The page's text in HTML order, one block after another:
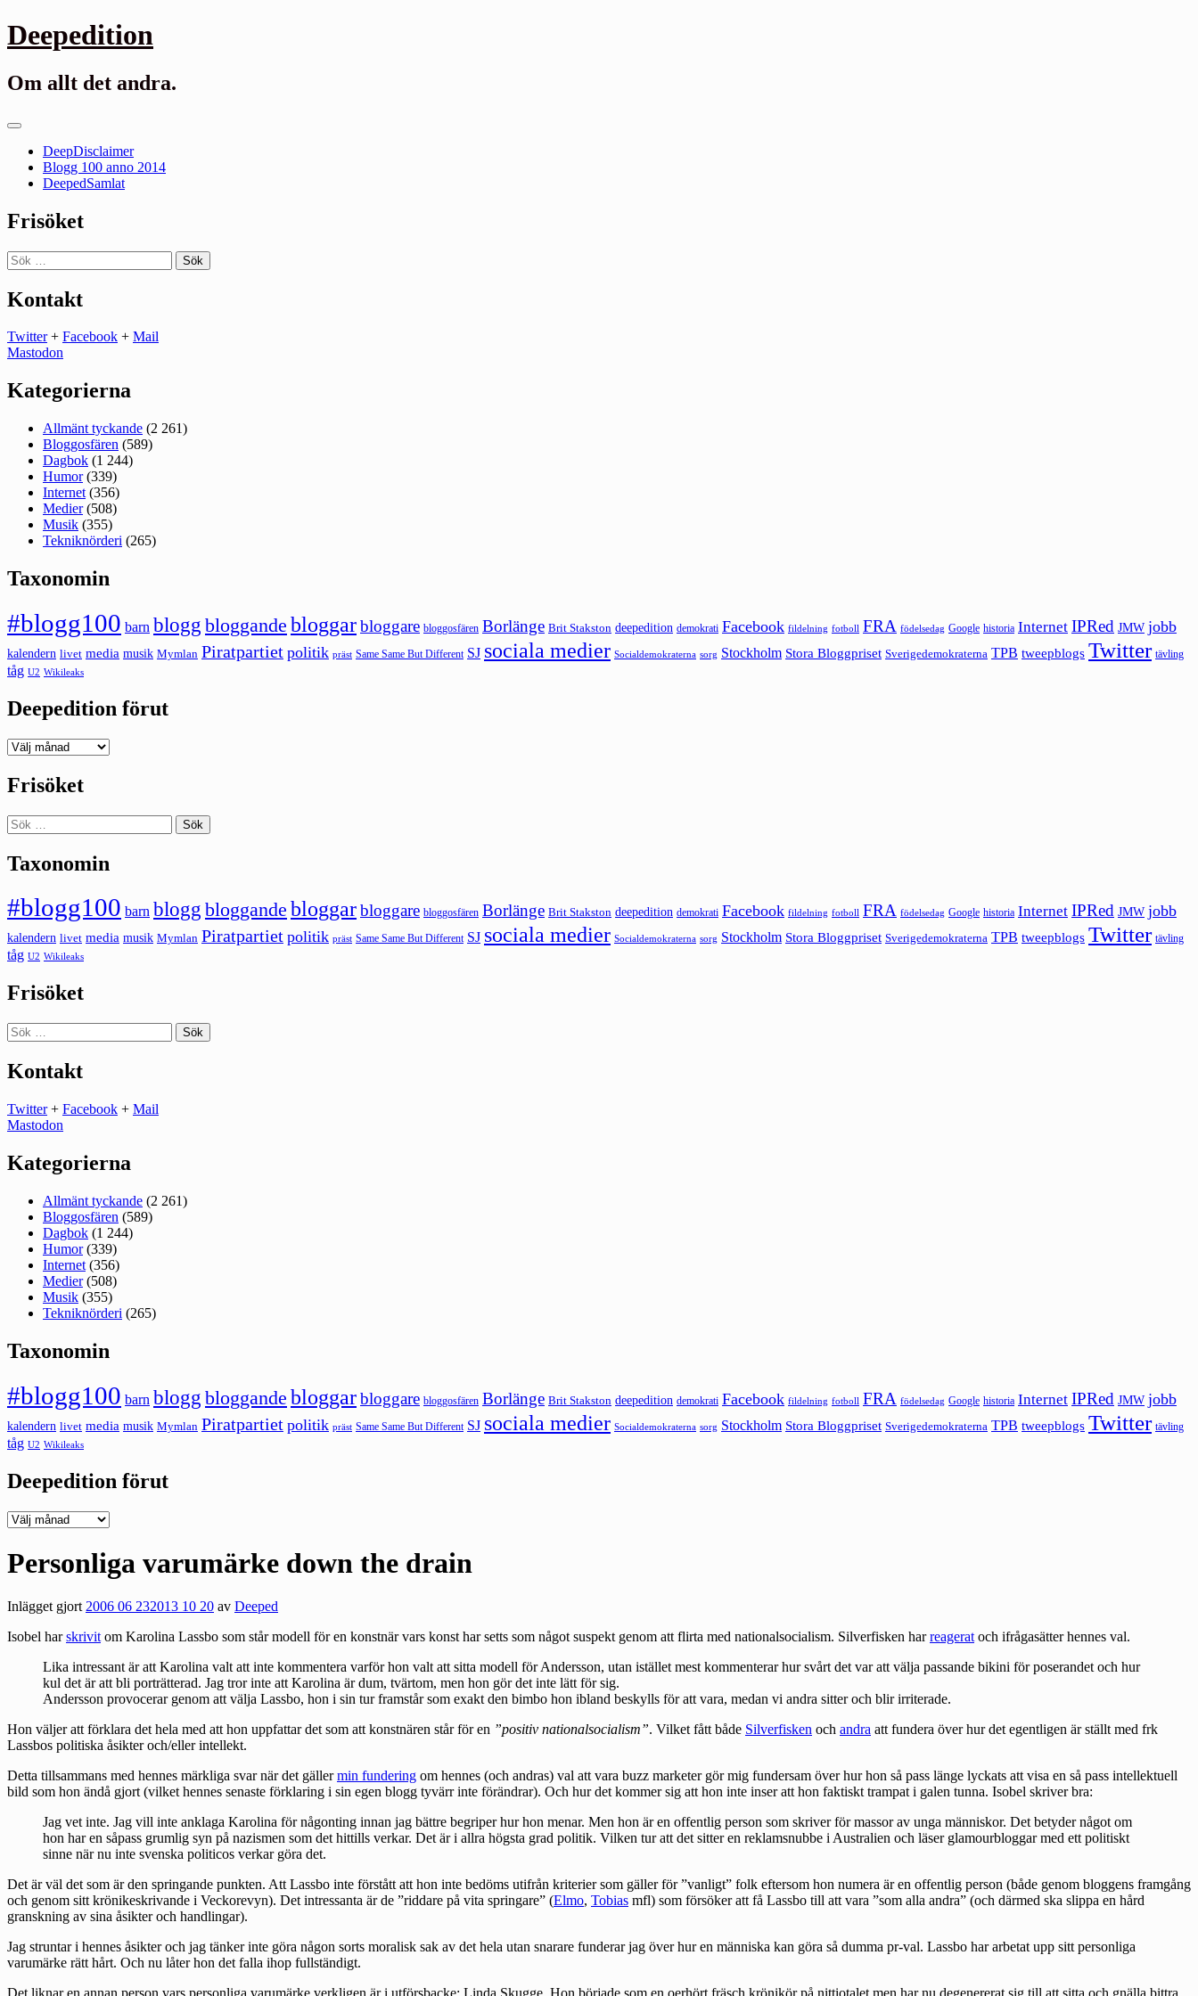
Gå
till
Deepedition
Om allt det andra.
Primär
DeepDisclaimer
Blogg 100 anno 2014
DeepedSamlat
Frisöket
Sök
efter:
Kontakt
Twitter+ Facebook + Mail
Mastodon
Kategorierna
Allmänt tyckande (2 261)
Bloggosfären (589)
Dagbok (1 244)
Humor(339)
Internet (356)
Medier(508)
Musik (355)
Tekniknörderi (265)
Taxonomin
#blogg100 barn blogg bloggande bloggarbloggare bloggosfären Borlänge Brit Stakston deepedition demokrati Facebook fildelning fotboll FRA födelsedag Google historia Internet IPRed JMW jobb
kalendern livet media musik Mymlan Piratpartiet politik präst Same Same But Different SJ sociala medier Socialdemokraterna sorg Stockholm Stora Bloggpriset Sverigedemokraterna TPB tweepblogs Twitter tävling
tåg U2 Wikileaks
Deepedition förut
Deepedition
Frisöket
Sök
efter:
Taxonomin
#blogg100 barn blogg bloggande bloggarbloggare bloggosfären Borlänge Brit Stakston deepedition demokrati Facebook fildelning fotboll FRA födelsedag Google historia Internet IPRed JMW jobb
kalendern livet media musik Mymlan Piratpartiet politik präst Same Same But Different SJ sociala medier Socialdemokraterna sorg Stockholm Stora Bloggpriset Sverigedemokraterna TPB tweepblogs Twitter tävling
tåg U2 Wikileaks
Frisöket
Sök
efter:
Kontakt
Twitter+ Facebook + Mail
Mastodon
Kategorierna
Allmänt tyckande (2 261)
Bloggosfären (589)
Dagbok (1 244)
Humor(339)
Internet (356)
Medier(508)
Musik (355)
Tekniknörderi (265)
Taxonomin
#blogg100 barn blogg bloggande bloggarbloggare bloggosfären Borlänge Brit Stakston deepedition demokrati Facebook fildelning fotboll FRA födelsedag Google historia Internet IPRed JMW jobb
kalendern livet media musik Mymlan Piratpartiet politik präst Same Same But Different SJ sociala medier Socialdemokraterna sorg Stockholm Stora Bloggpriset Sverigedemokraterna TPB tweepblogs Twitter tävling
tåg U2 Wikileaks
Deepedition förut
Deepedition
Personliga varumärke down the drain
Inlägget gjort2006 06 232013 10 20 av Deeped
Isobel harskrivitom Karolina Lassbo som står modell för en konstnär vars konst har setts som något suspekt genom att flirta med nationalsocialism. Silverfisken harreageratoch ifrågasätter hennes val.
Lika intressant är att Karolina valt att inte kommentera varför hon valt att sitta modell för Andersson, utan istället mest kommenterar hur svårt det var att välja passande bikini för poserandet och hur
kul det är att bli porträtterad. Jag tror inte att Karolina är dum, tvärtom, men hon gör det inte lätt för sig.
Andersson provocerar genom att välja Lassbo, hon i sin tur framstår som exakt den bimbo hon ibland beskylls för att vara, medan vi andra sitter och blir irriterade.
Hon väljer att förklara det hela med att hon uppfattar det som att konstnären står för en ”positiv nationalsocialism”. Vilket fått både Silverfisken och andra att fundera över hur det egentligen är ställt med frk
Lassbos politiska åsikter och/eller intellekt.
Detta tillsammans med hennes märkliga svarnär det gällermin fundering om hennes (och andras) val att vara buzz marketer gör mig fundersam över hur hon så pass länge lyckats att visa en så pass intellektuell
bild som hon ändå gjort (vilket hennes senaste förklaring i sin egen blogg tyvärr inte förändrar). Och hur det kommer sig att hon inte inser att hon faktiskt trampat i galen tunna. Isobel skriver bra:
Jag vet inte. Jag vill inte anklaga Karolina för någonting innan jag bättre begriper hur hon menar. Men hon är en offentlig person som skriver för massor av unga människor. Det betyder något om
hon har en såpass grumlig syn på nazismen som det hittills verkar. Det är i allra högsta grad politik. Vilken tur att det sitter en reklamsnubbe i Australien och läser glamourbloggar med ett politiskt
sinne när nu inte svenska politicos verkar göra det.
Det är väl det som är den springande punkten. Att Lassbo inte förstått att hon inte bedöms utifrån kriterier som gäller för ”vanligt” folk eftersom hon numera är en offentlig person (både genom bloggens framgång
och genom sitt krönikeskrivande i Veckorevyn). Det intressanta är de ”riddare på vita springare” (Elmo, Tobias mfl) som försöker att få Lassbo till att vara ”som alla andra” (och därmed ska slippa en hård
granskning av sina åsikter och handlingar).
Jag struntar i hennes åsikter och jag tänker inte göra någon sorts moralisk sak av det hela utan snarare funderar jag över hur en människa kan göra så dumma pr-val. Lassbo har arbetat upp sitt personliga
varumärke rätt hårt. Och nu låter hon det falla ihop fullständigt.